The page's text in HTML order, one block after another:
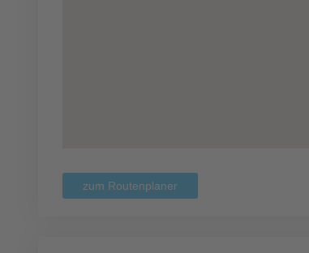
zum Routenplaner